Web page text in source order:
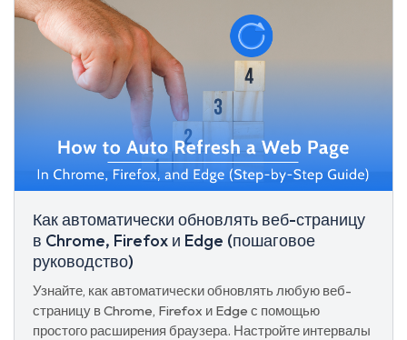
Как автоматически обновлять веб-страницу
в Chrome, Firefox и Edge (пошаговое
руководство)
Узнайте, как автоматически обновлять любую веб-
страницу в Chrome, Firefox и Edge с помощью
простого расширения браузера. Настройте интервалы